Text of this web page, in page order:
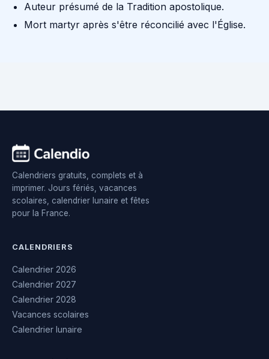
Auteur présumé de la Tradition apostolique.
Mort martyr après s'être réconcilié avec l'Église.
Calendriers gratuits, complets et à
imprimer. Jours fériés, vacances
scolaires, calendrier lunaire et fêtes
pour la France.
CALENDRIERS
Calendrier 2026
Calendrier 2027
Calendrier 2028
Vacances scolaires
Calendrier lunaire